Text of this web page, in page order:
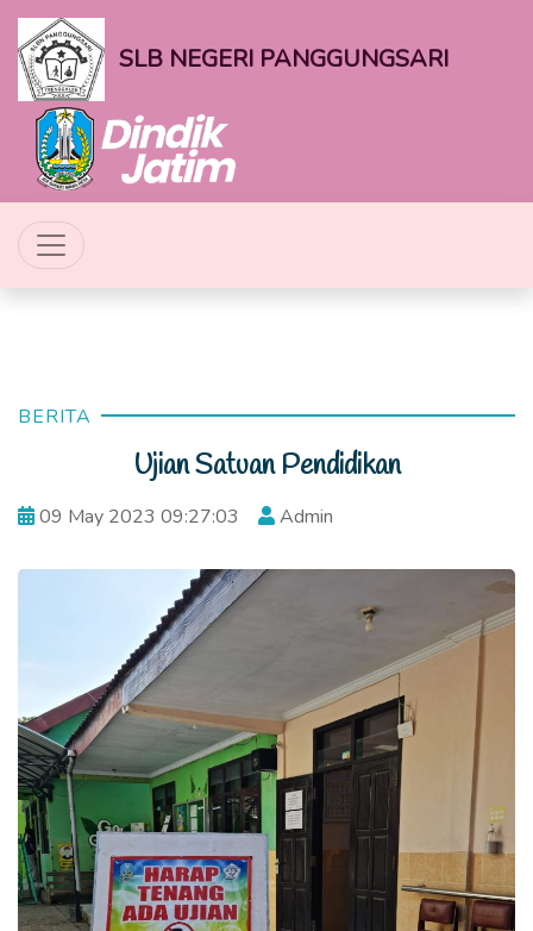
SLB NEGERI PANGGUNGSARI
BERITA
Ujian Satuan Pendidikan
09 May 2023 09:27:03 Admin